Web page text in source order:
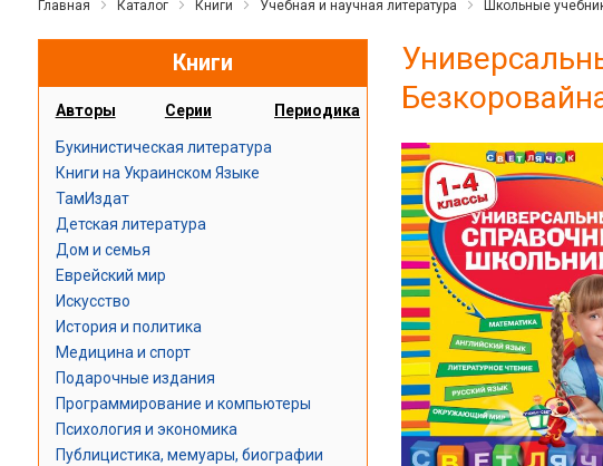
Главная Каталог Книги Учебная и научная литература Школьные
Книги
Авторы Серии Периодика
Букинистическая литература
Книги на Украинском Языке
ТамИздат
Детская литература
Дом и семья
Еврейский мир
Искусство
История и политика
Медицина и спорт
Подарочные издания
Программирование и компьютеры
Психология и экономика
Публицистика, мемуары, биографии